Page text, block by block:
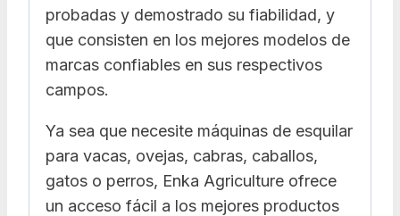
probadas y demostrado su fiabilidad, y
que consisten en los mejores modelos de
marcas confiables en sus respectivos
campos.
Ya sea que necesite máquinas de esquilar
para vacas, ovejas, cabras, caballos,
gatos o perros, Enka Agriculture ofrece
un acceso fácil a los mejores productos